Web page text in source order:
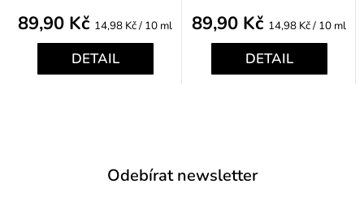
89,90 Kč Měrná
cena:
14,98 Kč / 10 ml
DETAIL
89,90 Kč Měrná
cena:
14,98 Kč / 10 ml
DETAIL
Odebírat newsletter